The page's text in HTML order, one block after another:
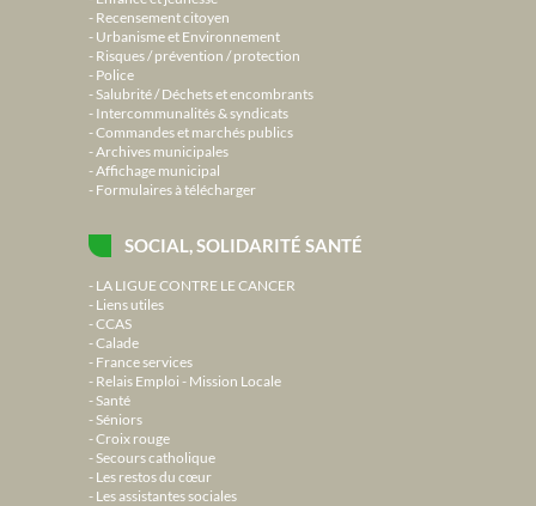
Recensement citoyen
Urbanisme et Environnement
Risques / prévention / protection
Police
Salubrité / Déchets et encombrants
Intercommunalités & syndicats
Commandes et marchés publics
Archives municipales
Affichage municipal
Formulaires à télécharger
SOCIAL, SOLIDARITÉ SANTÉ
LA LIGUE CONTRE LE CANCER
Liens utiles
CCAS
Calade
France services
Relais Emploi - Mission Locale
Santé
Séniors
Croix rouge
Secours catholique
Les restos du cœur
Les assistantes sociales